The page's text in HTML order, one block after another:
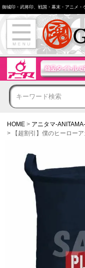
御城印・武将印、戦国・幕末・アニメ
HOME
アニタマ-
【超割引】僕のヒーロー